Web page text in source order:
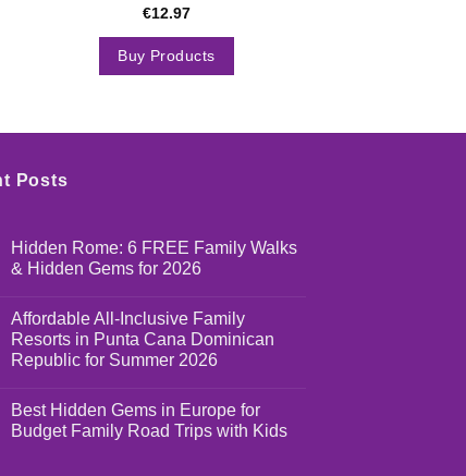
€12.97
Buy Products
Posts
Hidden Rome: 6 FREE Family Walks
& Hidden Gems for 2026
Affordable All-Inclusive Family
Resorts in Punta Cana Dominican
Republic for Summer 2026
Best Hidden Gems in Europe for
Budget Family Road Trips with Kids